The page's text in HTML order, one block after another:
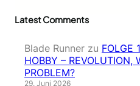
Latest Comments
Blade Runner zu FOLGE
HOBBY – REVOLUTION,
PROBLEM?
29. Juni 2026